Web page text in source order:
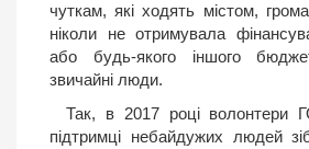
чуткам, які ходять містом,
ніколи не отримувала
або будь-якого іншого
звичайні люди.
Так, в 2017 році волонтери
підтримці небайдужих людей